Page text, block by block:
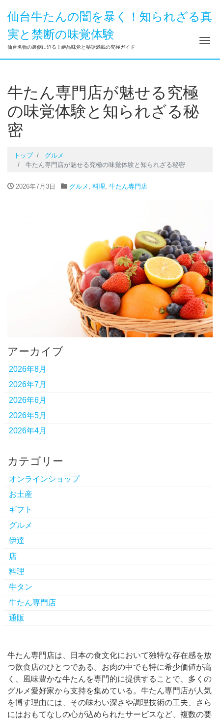
仙台牛たんの闇を暴く！知られざる真
実と禁断の味覚体験
仙台名物の裏側に迫る！絶品味覚と秘話満載の究極ガイド ナ
牛たん専門店が魅せる究極
の味覚体験と知られざる秘
密
トップ
グルメ
牛たん専門店が魅せる究極の味覚体験と知られざる秘密
2026年7月3日 グルメ , 料理, 牛たん専門店
アーカイブ
2026年8月
2026年7月
2026年6月
2026年5月
2026年4月
カテゴリー
オンラインショップ
お土産
ギフト
グルメ
伊達
店
料理
牛タン
牛たん専門店
通販
牛たん専門店は、日本の食文化において独特な存在感を放
つ飲食店のひとつである。 お肉の中でも特に希少価値が高
く、風味豊かな牛たんを専門的に提供することで、多くの
グルメ愛好家から支持を集めている。牛たん専門店が人気
を博す理由には、その味わい深さや調理技術の工夫、さら
にはおもてなしの心が込められたサービスなど、複数の要